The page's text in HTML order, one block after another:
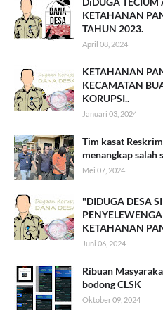
KETAHANAN
TAHUN 2023.
April 08, 2024
KETAHANAN
KECAMATAN
KORUPSI..
Januari 03, 2024
Tim kasat
menangkap salah
Mei 07, 2024
"DIDUGA DESA
KETAHANAN
Juni 06, 2024
Ribuan
bodong CLSK
Oktober 09, 2024